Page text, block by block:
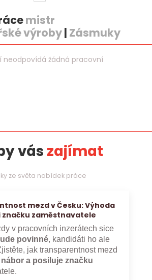
mistr
výroby| Zásmuky
neodpovídá žádná pracovní
vás zajímat
ze světa nabídek práce
mezd v Česku: Výhoda
značku zaměstnavatele
v pracovních inzerátech sice
povinné, kandidáti ho ale
jak transparentnost mezd
a posiluje značku